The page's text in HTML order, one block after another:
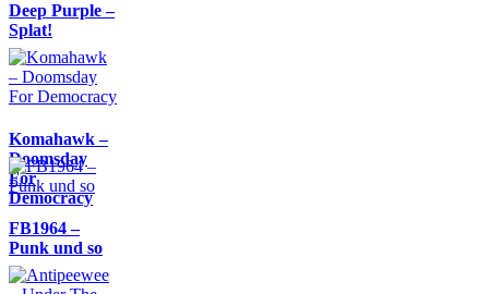
Deep Purple –
Splat!
Komahawk –
Doomsday
For
Democracy
FB1964 –
Punk und so